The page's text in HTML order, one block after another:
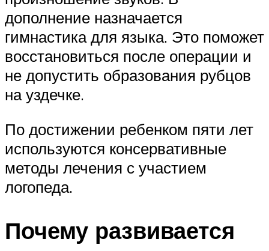
дополнение назначается
гимнастика для языка. Это поможет
восстановиться после операции и
не допустить образования рубцов
на уздечке.
По достижении ребенком пяти лет
используются консервативные
методы лечения с участием
логопеда.
Почему развивается